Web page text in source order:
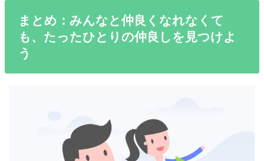
まとめ：みんなと仲良くなれなくて
も、たったひとりの仲良しを見つけよ
う